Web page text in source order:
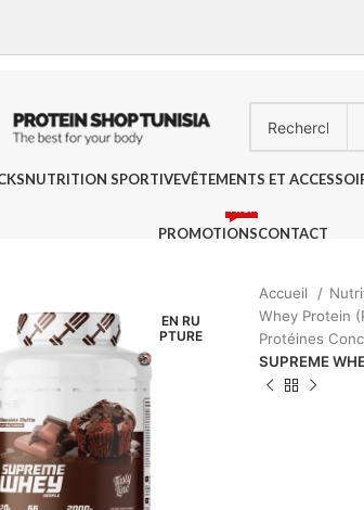
NUTRITION SPORTIVEVÊTEMENTS ET
PROMOTIONSCONTACT
EN RU
PTURE
Accueil
Whey Protein
Protéines
SUPREME